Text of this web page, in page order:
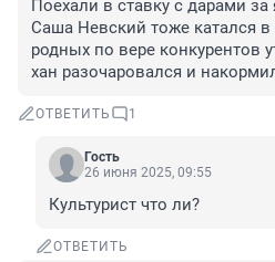
Поехали в ставку с дарами
Саша Невский тоже катался
родных по вере конкурентов
хан разочаровался и
ОТВЕТИТЬ 1
Гость
26 июня 2025, 09:55
Культурист что ли?
ОТВЕТИТЬ